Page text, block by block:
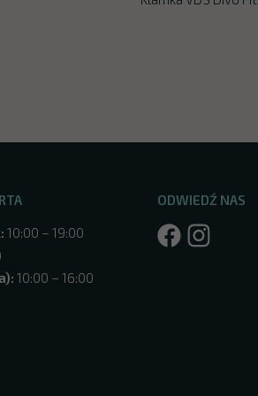
10:00 – 19:00
10:00 – 16:00
ODWIEDŹ NAS